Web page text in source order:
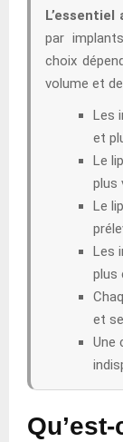
L’essentiel
par
choix
volume et
Les
et
Le
plus
Le
Les
plus
et
Une